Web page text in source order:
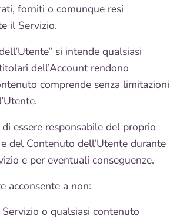
forniti o comunque resi
il Servizio.
si intende qualsiasi
dell’Account rendono
comprende senza limitazioni
di essere responsabile del proprio
del Contenuto dell’Utente durante
e per eventuali conseguenze.
acconsente a non:
o qualsiasi contenuto